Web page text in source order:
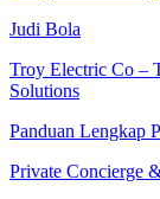
Judi Bola
Troy Electric Co –
Solutions
Panduan Lengkap
Private Concierge